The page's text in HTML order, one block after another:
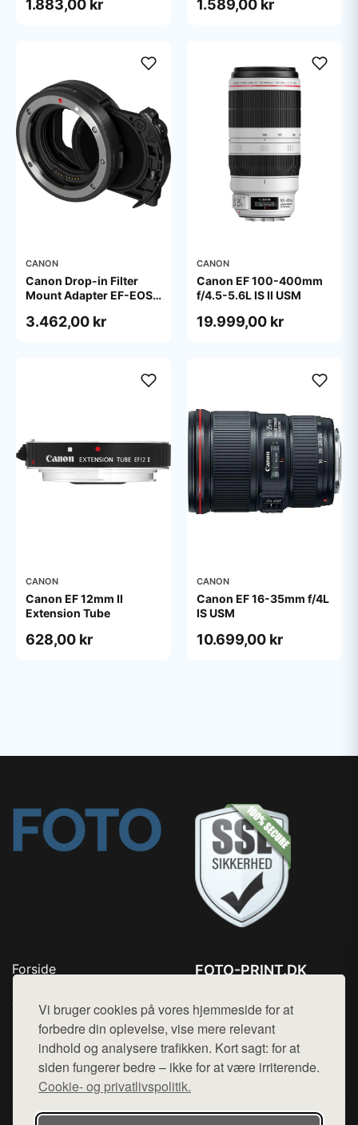
Vi bruger cookies på vores hjemmeside for at
forbedre din oplevelse, vise mere relevant
indhold og analysere trafikken. Kort sagt: for at
siden fungerer bedre – ikke for at være irriterende.
Cookie- og privatlivspolitik.
1.883,00 kr 1.589,00 kr
CANON
Canon Drop-in Filter
Mount Adapter EF-EOS
ND Filter A
3.462,00 kr
CANON
Canon EF 100-400mm
f/4.5-5.6L IS II USM
19.999,00 kr
CANON
Canon EF 12mm II
Extension Tube
628,00 kr
CANON
Canon EF 16-35mm f/4L
IS USM
10.699,00 kr
Forside
Top Rabatter
Kontakt
FOTO-PRINT.DK
Mail: hej@want.dk
Cookie- og privatlivspolitik